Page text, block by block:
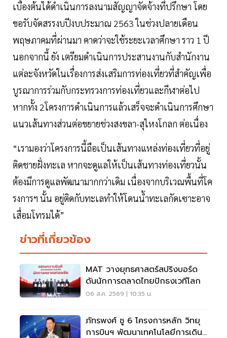
เบื้องต้นได้ดำเนินการลงนามสัญญาจัดจ้างที่ปรึกษา โดย
ขอรับจัดสรรงบปีงบประมาณ 2563 ในช่วงปลายเดือน
พฤษภาคมที่ผ่านมา คาดว่าจะใช้ระยะเวลาศึกษา ราว 1 ปี
นอกจากนี้ ยัง เตรียมดำเนินการประสานงานกับสำนักงาน
แต่ละจังหวัดในเรื่องการส่งเสริมการท่องเที่ยวที่สำคัญเพื่อ
บูรณาการร่วมกับกระทรวงการท่องเที่ยวและกีฬาต่อไป
หากทั้ง 2โครงการดำเนินการแล้วเสร็จจะดำเนินการศึกษา
แนวเส้นทางส่วนต่อขยายช่วงสงขลา-สุไหงโกลก ต่อเนื่อง
“เรามองว่าโครงการนี้ถือเป็นเส้นทางแหล่งท่องเที่ยวที่อยู่
ติดชายฝั่งทะเล หากจะดูแลให้เป็นเส้นทางท่องเที่ยวนั้น
ต้องมีการดูแลพัฒนามากกว่าเดิม เนื่องจากบริเวณพื้นที่โค
รงการฯ นั้น อยู่ติดกับทะเลทำให้โดนน้ำทะเลกัดเซาะอาจ
เสื่อมโทรมได้”
ข่าวที่เกี่ยวข้อง
MAT วางยุทธศาสตร์สปริงบอร์ด
ดันนักการตลาดไทยปักธงเวทีโลก
06 ส.ค. 2569 | 10:35 น.
ภัทรพงศ์ ชู 6 โครงการหลัก วิทยุ
การบินฯ พัฒนาเทคโนโลยีการเดิน